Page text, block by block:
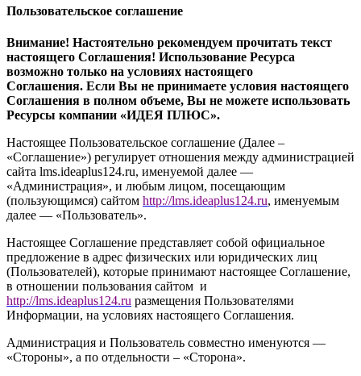
Пользовательское соглашение
Внимание! Настоятельно рекомендуем прочитать текст
настоящего Соглашения! Использование Ресурса
возможно только на условиях настоящего
Соглашения. Если Вы не принимаете условия настоящего
Соглашения в полном объеме, Вы не можете использовать
Ресурсы компании «ИДЕЯ ПЛЮС».
Настоящее Пользовательское соглашение (Далее –
«Соглашение») регулирует отношения между администрацией
сайта lms.ideaplus124.ru, именуемой далее —
«Администрация», и любым лицом, посещающим
(пользующимся) сайтом http://lms.ideaplus124.ru, именуемым
далее — «Пользователь».
Настоящее Соглашение представляет собой официальное
предложение в адрес физических или юридических лиц
(Пользователей), которые принимают настоящее Соглашение,
в отношении пользования сайтом и
http://lms.ideaplus124.ru размещения Пользователями
Информации, на условиях настоящего Соглашения.
Администрация и Пользователь совместно именуются —
«Стороны», а по отдельности – «Сторона».